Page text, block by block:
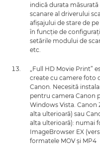
indică durata
scanare al driverului
afişajului de stare de
în funcţie de
setările modului de
etc.
„Full HD Movie Print”
create cu camere foto
Canon. Necesită
pentru camera Canon
Windows Vista. Canon
alta ulterioară) sau
alta ulterioară): numai
ImageBrowser EX
formatele MOV şi MP4